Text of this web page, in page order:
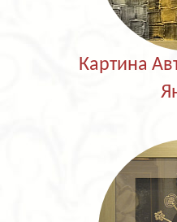
Картина